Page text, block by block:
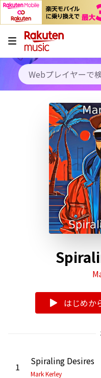
キャンペーン
料金プラン
使い方
初回30日間無料お試し
はじめか
1 Spiraling Desires
Mark Kerley